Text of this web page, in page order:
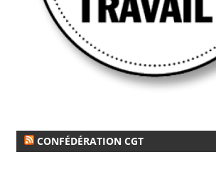
CONFÉDÉRATION CGT